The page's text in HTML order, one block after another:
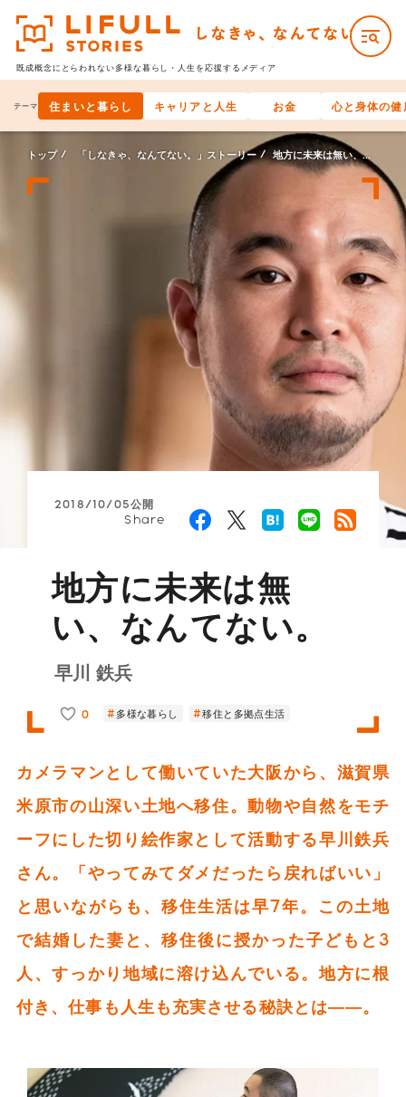
既成概念にとらわれない多様な暮らし・人生を応援するメディア
テーマ 住まいと暮らし キャリアと人生 お金 心と身体の健
トップ 「しなきゃ、なんてない。」ストーリー 地方に未来は無い、なんてない。
2018/10/05公開
Share
地方に未来は無
い、なんてない。
早川 鉄兵
0 多様な暮らし 移住と多拠点生活
カメラマンとして働いていた大阪から、滋賀県
米原市の山深い土地へ移住。動物や自然をモチ
ーフにした切り絵作家として活動する早川鉄兵
さん。「やってみてダメだったら戻ればいい」
と思いながらも、移住生活は早7年。この土地
で結婚した妻と、移住後に授かった子どもと3
人、すっかり地域に溶け込んでいる。地方に根
付き、仕事も人生も充実させる秘訣とは――。